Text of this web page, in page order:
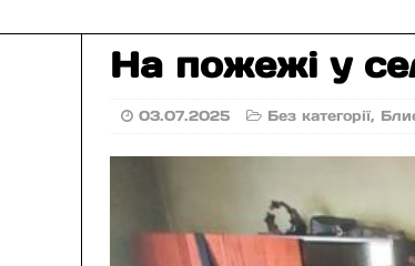
На пожежі у
03.07.2025 Без категорії,